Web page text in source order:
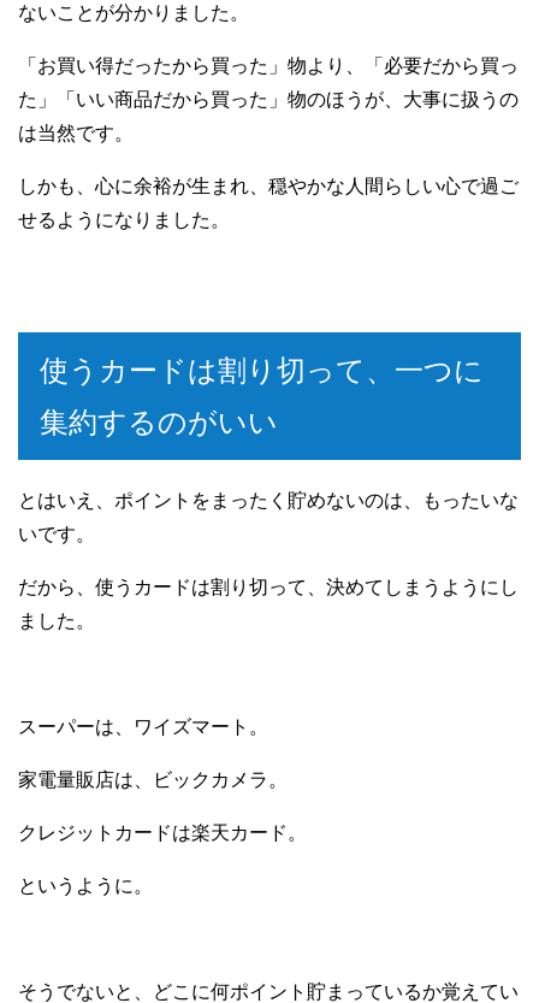
ないことが分かりました。
「お買い得だったから買った」物より、「必要だから買っ
た」「いい商品だから買った」物のほうが、大事に扱うの
は当然です。
しかも、心に余裕が生まれ、穏やかな人間らしい心で過ご
せるようになりました。
使うカードは割り切って、一つに
集約するのがいい
とはいえ、ポイントをまったく貯めないのは、もったいな
いです。
だから、使うカードは割り切って、決めてしまうようにし
ました。
スーパーは、ワイズマート。
家電量販店は、ビックカメラ。
クレジットカードは楽天カード。
というように。
そうでないと、どこに何ポイント貯まっているか覚えてい